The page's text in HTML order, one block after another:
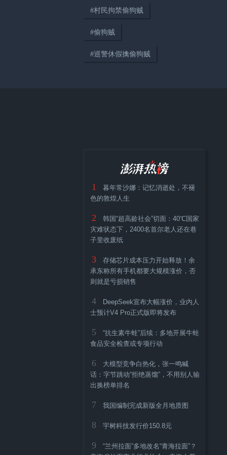
场”
高校加持下大零号湾的协同发展
#村民拘禁偷狗贼
#偷狗贼
#巡警休假擒偷狗贼
1
暮年常沙娜：记忆消逝处，不褪
色的敦煌人生
2
韩国“超高龄社会”切面：40℃国家
灾难状态下，2400名首尔老人还在巷
子里收废纸
3
存储芯片成本压力开始释放！余
承东称所有手机都要大规模涨价，否
则就是亏损销售
4
DeepSeek宣布大幅涨价，业内人
士预计V4 Pro正式版即将发布
5
“抗生素牛蛙”后续：多地开展牛蛙
食品安全检查或专项行动
6
大模型竞争白热化，张一鸣喊
话：字节跳动“拒绝蒸馏”，不用别人输
出换榜单排名
7 我国编制完成新版全月地质图
8 宇树科技发行价150.8元
9
“兰州拉面”多地改名“青海拉面”？